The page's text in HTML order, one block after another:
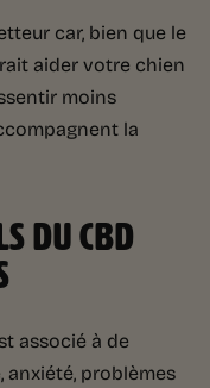
car, bien que le
aider votre chien
moins
la
DU CBD
associé à de
problèmes